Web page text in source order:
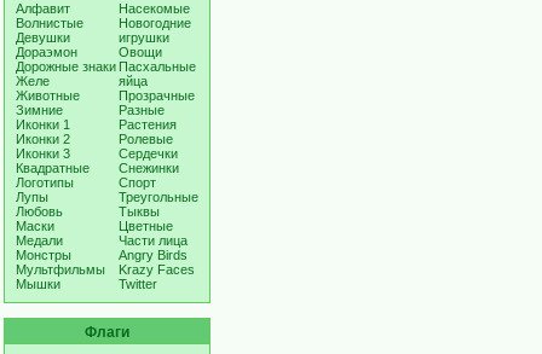
Алфавит
Волнистые
Девушки
Дораэмон
Дорожные знаки
Желе
Животные
Зимние
Иконки 1
Иконки 2
Иконки 3
Квадратные
Логотипы
Лупы
Любовь
Маски
Медали
Монстры
Мультфильмы
Мышки
Насекомые
Новогодние
игрушки
Овощи
Пасхальные
яйца
Прозрачные
Разные
Растения
Ролевые
Сердечки
Снежинки
Спорт
Треугольные
Тыквы
Цветные
Части лица
Angry Birds
Krazy Faces
Twitter
Флаги